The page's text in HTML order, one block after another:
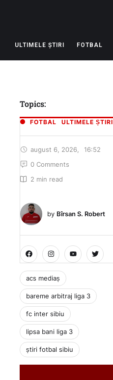
ULTIMELE ȘTIRI FOTBAL
Topics:
FOTBAL ULTIMELE ȘTIRI
august 6, 2026
16:52
0 Comments
2 min read
by Bîrsan S. Robert
acs mediaș
bareme arbitraj liga 3
fc inter sibiu
lipsa bani liga 3
știri fotbal sibiu